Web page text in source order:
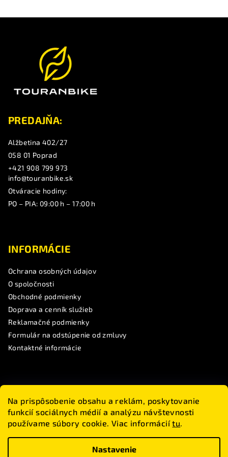
Na prispôsobenie obsahu a reklám, poskytovanie
funkcií sociálnych médií a analýzu návštevnosti
používame súbory cookie. Viac informáciítu.
Nastavenie
PREDAJŇA:
Alžbetina 402/27
058 01 Poprad
+421 908 799 973
info@touranbike.sk
Otváracie hodiny:
PO – PIA: 09:00 h – 17:00 h
INFORMÁCIE
Ochrana osobných údajov
O spoločnosti
Obchodné podmienky
Doprava a cenník služieb
Reklamačné podmienky
Formulár na odstúpenie od zmluvy
Kontaktné informácie
Touranbike
#touranbike
www.touranbike.sk